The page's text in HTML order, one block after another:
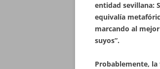
entidad sevillana:
equivalía
marcando al
suyos”.
Probablemente, la